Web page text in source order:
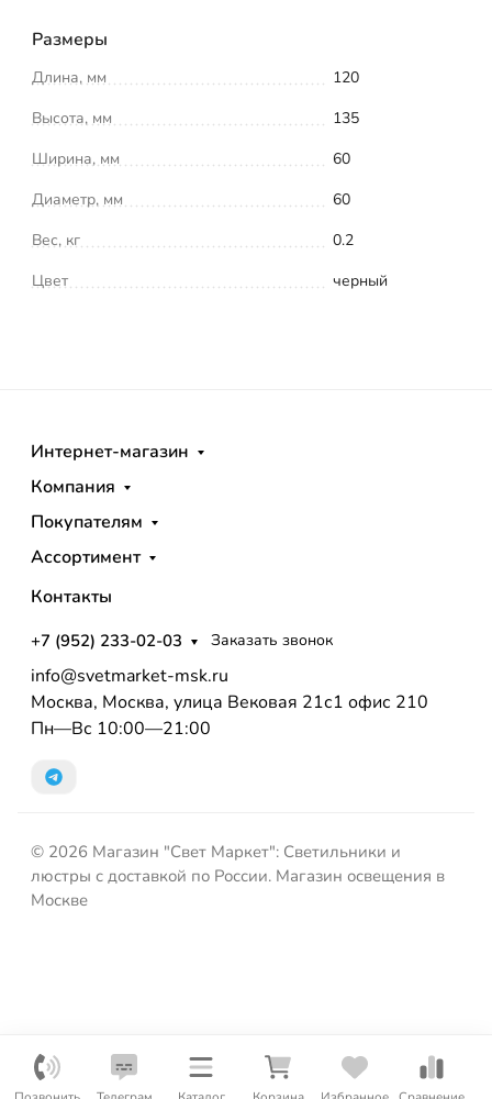
Размеры
Длина, мм
120
Высота, мм
135
Ширина, мм
60
Диаметр, мм
60
Вес, кг
0.2
Цвет
черный
Интернет-магазин
Компания
Покупателям
Ассортимент
Контакты
+7 (952) 233-02-03 Заказать звонок
info@svetmarket-msk.ru
Москва, Москва, улица Вековая 21с1 офис 210
Пн—Вс 10:00—21:00
© 2026 Магазин "Свет Маркет": Светильники и
люстры с доставкой по России. Магазин освещения в
Москве